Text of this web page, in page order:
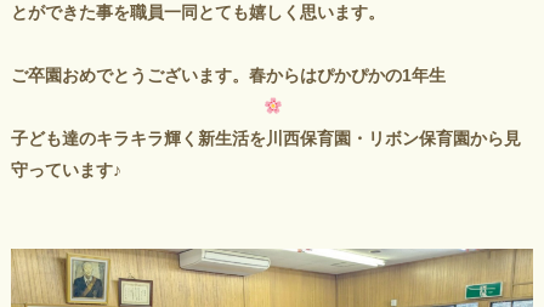
とができた事を職員一同とても嬉しく思います。
ご卒園おめでとうございます。春からはぴかぴかの1年生
子ども達のキラキラ輝く新生活を川西保育園・リボン保育園から見
守っています♪